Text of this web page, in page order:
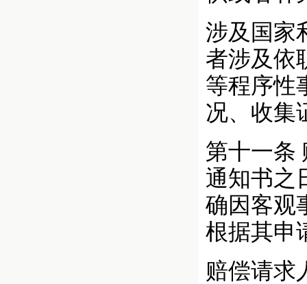
涉及国家
者涉及依
等程序性
况、收集
第十一条
通知书之
确因客观
根据其申
赔偿请求